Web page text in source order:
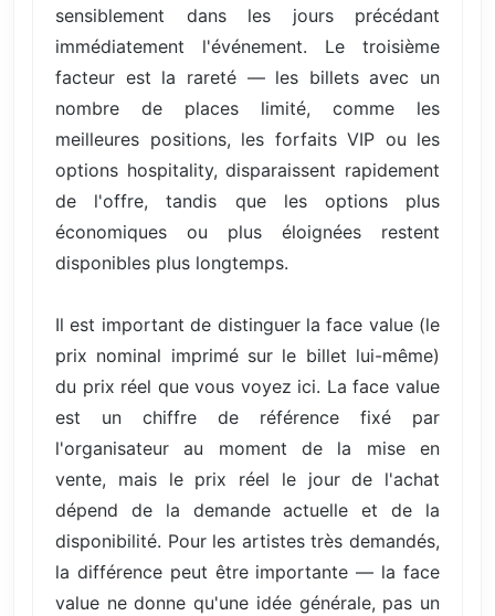
sensiblement dans les jours précédant
immédiatement l'événement. Le troisième
facteur est la rareté — les billets avec un
nombre de places limité, comme les
meilleures positions, les forfaits VIP ou les
options hospitality, disparaissent rapidement
de l'offre, tandis que les options plus
économiques ou plus éloignées restent
disponibles plus longtemps.
Il est important de distinguer la face value (le
prix nominal imprimé sur le billet lui-même)
du prix réel que vous voyez ici. La face value
est un chiffre de référence fixé par
l'organisateur au moment de la mise en
vente, mais le prix réel le jour de l'achat
dépend de la demande actuelle et de la
disponibilité. Pour les artistes très demandés,
la différence peut être importante — la face
value ne donne qu'une idée générale, pas un